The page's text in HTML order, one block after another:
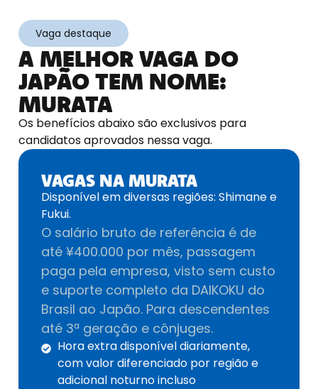
Vaga destaque
A MELHOR VAGA DO
JAPÃO TEM NOME:
MURATA
Os benefícios abaixo são exclusivos para
candidatos aprovados nessa vaga.
VAGAS NA MURATA
Disponível em diversas regiões: Shimane e
Fukui.
O salário bruto de referência é de
até ¥400.000 por mês, passagem
paga pela empresa, visto sem custo
e suporte completo da DAIKOKU do
Brasil ao Japão. Para descendentes
até 3ª geração e cônjuges.
Hora extra disponível diariamente,
com valor diferenciado por região e
adicional noturno incluso